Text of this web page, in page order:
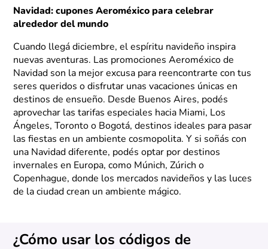
Navidad: cupones Aeroméxico para celebrar
alrededor del mundo
Cuando llegá diciembre, el espíritu navideño inspira
nuevas aventuras. Las promociones Aeroméxico de
Navidad son la mejor excusa para reencontrarte con tus
seres queridos o disfrutar unas vacaciones únicas en
destinos de ensueño. Desde Buenos Aires, podés
aprovechar las tarifas especiales hacia Miami, Los
Ángeles, Toronto o Bogotá, destinos ideales para pasar
las fiestas en un ambiente cosmopolita. Y si soñás con
una Navidad diferente, podés optar por destinos
invernales en Europa, como Múnich, Zúrich o
Copenhague, donde los mercados navideños y las luces
de la ciudad crean un ambiente mágico.
¿Cómo usar los códigos de